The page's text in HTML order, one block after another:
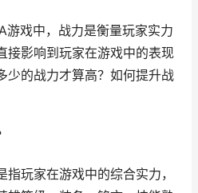
游戏中，战力是衡量玩家实力
接影响到玩家在游戏中的表现
少的战力才算高？如何提升战
玩家在游戏中的综合实力，